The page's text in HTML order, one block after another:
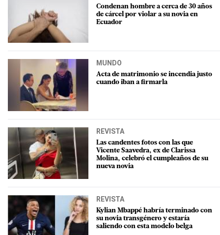
Condenan hombre a cerca de 30 años
de cárcel por violar a su novia en
Ecuador
MUNDO
Acta de matrimonio se incendia justo
cuando iban a firmarla
REVISTA
Las candentes fotos con las que
Vicente Saavedra, ex de Clarissa
Molina, celebró el cumpleaños de su
nueva novia
REVISTA
Kylian Mbappé habría terminado con
su novia transgénero y estaría
saliendo con esta modelo belga